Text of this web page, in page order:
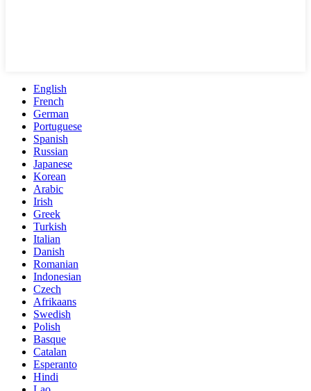
English
French
German
Portuguese
Spanish
Russian
Japanese
Korean
Arabic
Irish
Greek
Turkish
Italian
Danish
Romanian
Indonesian
Czech
Afrikaans
Swedish
Polish
Basque
Catalan
Esperanto
Hindi